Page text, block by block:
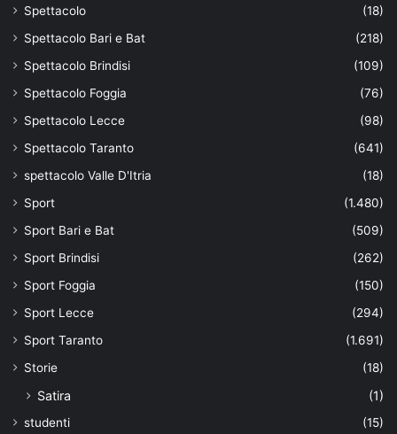
Spettacolo
(18)
Spettacolo Bari e Bat
(218)
Spettacolo Brindisi
(109)
Spettacolo Foggia
(76)
Spettacolo Lecce
(98)
Spettacolo Taranto
(641)
spettacolo Valle D'Itria
(18)
Sport
(1.480)
Sport Bari e Bat
(509)
Sport Brindisi
(262)
Sport Foggia
(150)
Sport Lecce
(294)
Sport Taranto
(1.691)
Storie
(18)
Satira (1)
studenti
(15)